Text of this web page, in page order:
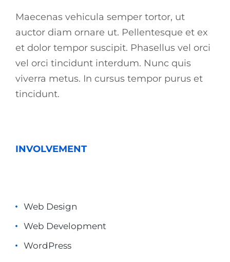
Maecenas vehicula semper tortor, ut
auctor diam ornare ut. Pellentesque et ex
et dolor tempor suscipit. Phasellus vel orci
vel orci tincidunt interdum. Nunc quis
viverra metus. In cursus tempor purus et
tincidunt.
INVOLVEMENT
Web Design
Web Development
WordPress